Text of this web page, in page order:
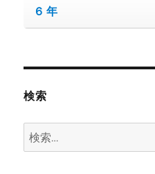
６年
検索
検
索: